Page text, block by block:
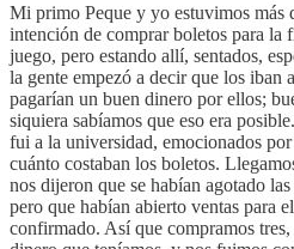
Mi primo Peque y yo estuvimos más
intención de comprar boletos para la
juego, pero estando allí, sentados,
la gente empezó a decir que los iban
pagarían un buen dinero por ellos;
siquiera sabíamos que eso era
fui a la universidad, emocionados
cuánto costaban los boletos.
nos dijeron que se habían agotado
pero que habían abierto ventas para
confirmado. Así que compramos